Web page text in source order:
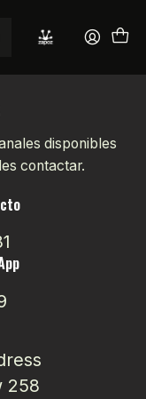
disponibles
contactar.
258